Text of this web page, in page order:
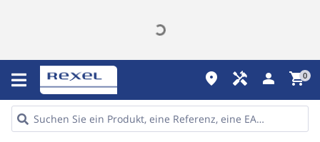
place handyman person shopping_cart0